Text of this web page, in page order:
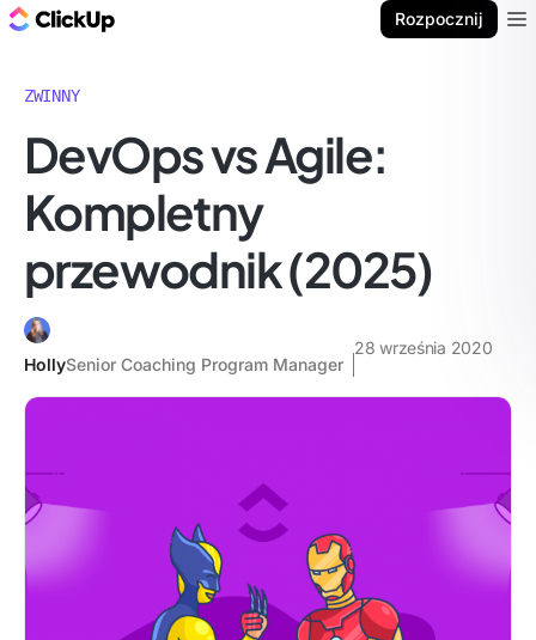
Rozpocznij
ZWINNY
DevOps vs Agile:
Kompletny
przewodnik (2025)
HollySenior Coaching Program Manager
28 września 2020